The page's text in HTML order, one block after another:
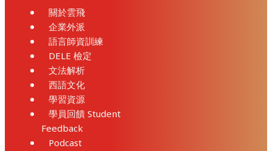
關於雲飛
企業外派
語言師資訓練
DELE 檢定
文法解析
西語文化
學習資源
學員回饋 Student
Feedback
Podcast